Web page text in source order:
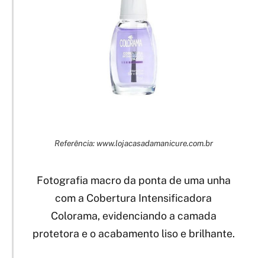
Referência: www.lojacasadamanicure.com.br
Fotografia macro da ponta de uma unha
com a Cobertura Intensificadora
Colorama, evidenciando a camada
protetora e o acabamento liso e brilhante.